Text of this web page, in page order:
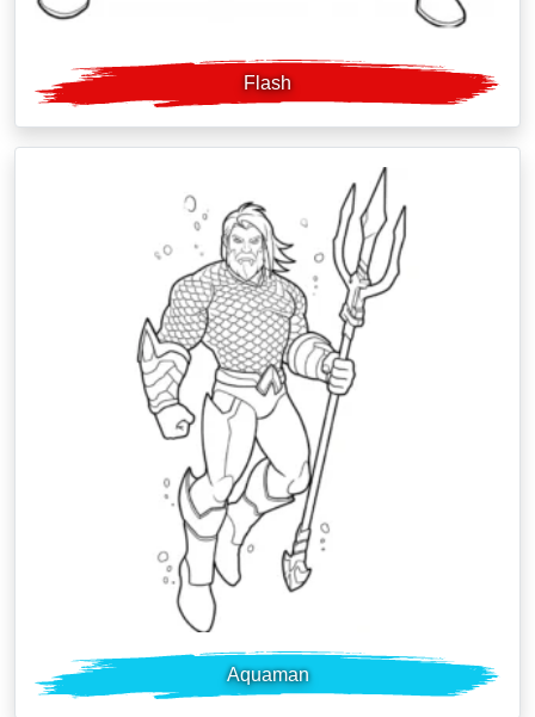
Flash
Aquaman